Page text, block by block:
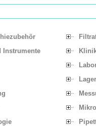
Instrumente